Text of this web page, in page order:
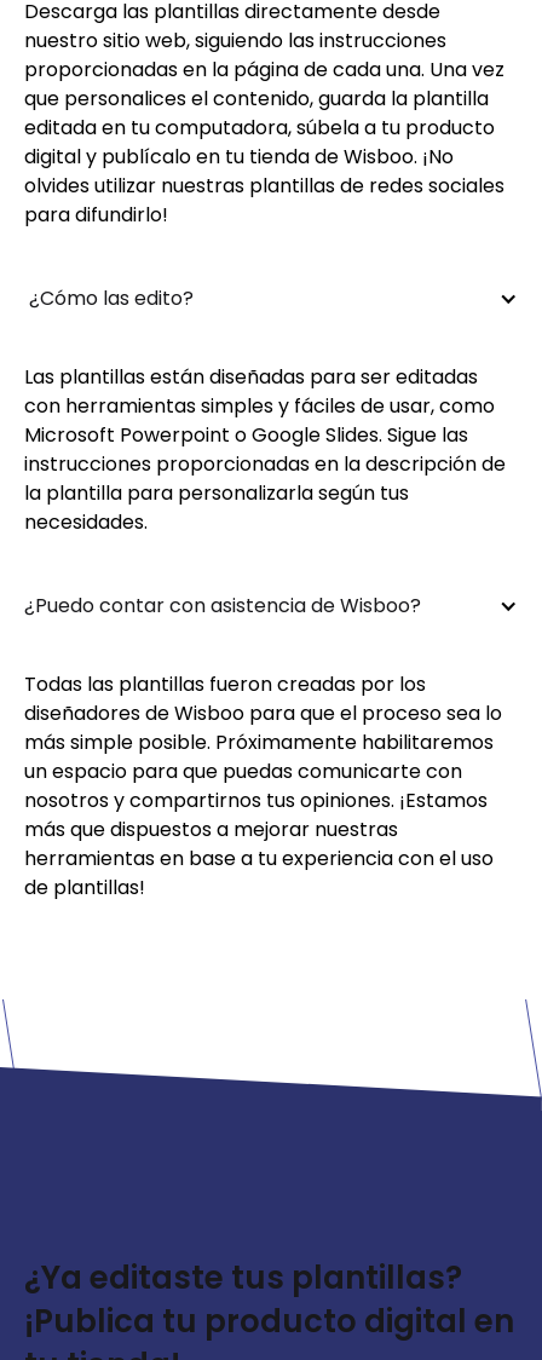
Descarga las plantillas directamente desde
nuestro sitio web, siguiendo las instrucciones
proporcionadas en la página de cada una. Una vez
que personalices el contenido, guarda la plantilla
editada en tu computadora, súbela a tu producto
digital y publícalo en tu tienda de Wisboo. ¡No
olvides utilizar nuestras plantillas de redes sociales
para difundirlo!
¿Cómo las edito?
Las plantillas están diseñadas para ser editadas
con herramientas simples y fáciles de usar, como
Microsoft Powerpoint o Google Slides. Sigue las
instrucciones proporcionadas en la descripción de
la plantilla para personalizarla según tus
necesidades.
¿Puedo contar con asistencia de Wisboo?
Todas las plantillas fueron creadas por los
diseñadores de Wisboo para que el proceso sea lo
más simple posible. Próximamente habilitaremos
un espacio para que puedas comunicarte con
nosotros y compartirnos tus opiniones. ¡Estamos
más que dispuestos a mejorar nuestras
herramientas en base a tu experiencia con el uso
de plantillas!
¿Ya editaste tus plantillas?
¡Publica tu producto digital en